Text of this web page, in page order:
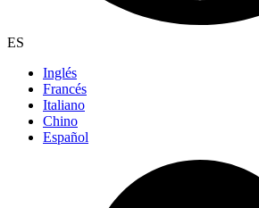
ES
Inglés
Francés
Italiano
Chino
Español